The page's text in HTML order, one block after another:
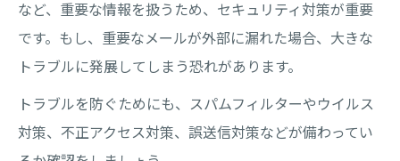
など、重要な情報を扱うため、セキュリティ対策が重要
です。もし、重要なメールが外部に漏れた場合、大きな
トラブルに発展してしまう恐れがあります。
トラブルを防ぐためにも、スパムフィルターやウイルス
対策、不正アクセス対策、誤送信対策などが備わってい